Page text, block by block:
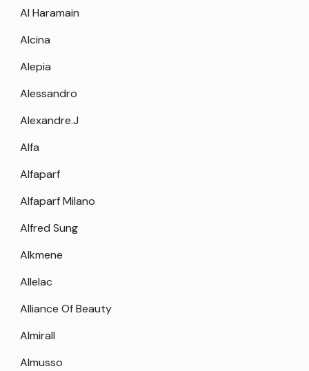
Al Haramain
Alcina
Alepia
Alessandro
Alexandre.J
Alfa
Alfaparf
Alfaparf Milano
Alfred Sung
Alkmene
Allelac
Alliance Of Beauty
Almirall
Almusso